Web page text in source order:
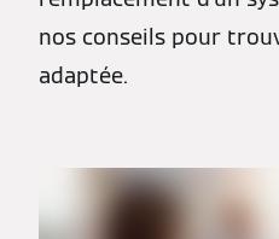
nos conseils pour
adaptée.